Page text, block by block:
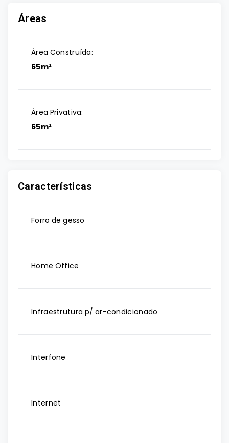
Áreas
Área Construída:
65m²
Área Privativa:
65m²
Características
Forro de gesso
Home Office
Infraestrutura p/ ar-condicionado
Interfone
Internet